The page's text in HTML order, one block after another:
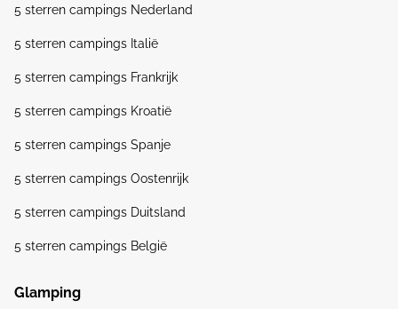
5 sterren campings Nederland
5 sterren campings Italië
5 sterren campings Frankrijk
5 sterren campings Kroatië
5 sterren campings Spanje
5 sterren campings Oostenrijk
5 sterren campings Duitsland
5 sterren campings België
Glamping